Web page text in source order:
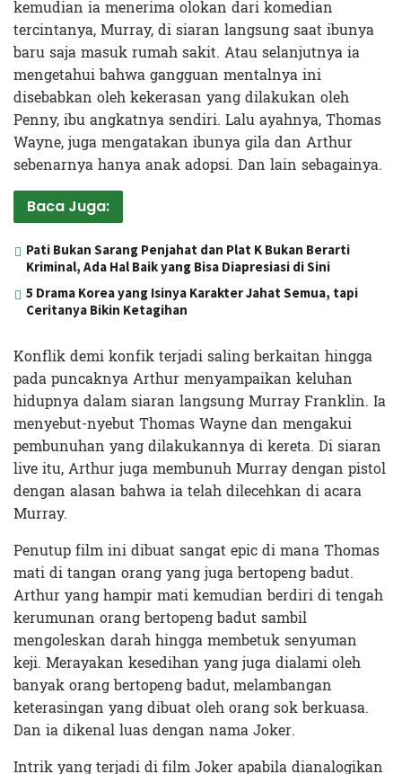
kemudian ia menerima olokan dari komedian
tercintanya, Murray, di siaran langsung saat ibunya
baru saja masuk rumah sakit. Atau selanjutnya ia
mengetahui bahwa gangguan mentalnya ini
disebabkan oleh kekerasan yang dilakukan oleh
Penny, ibu angkatnya sendiri. Lalu ayahnya, Thomas
Wayne, juga mengatakan ibunya gila dan Arthur
sebenarnya hanya anak adopsi. Dan lain sebagainya.
Baca Juga:
Pati Bukan Sarang Penjahat dan Plat K Bukan Berarti
Kriminal, Ada Hal Baik yang Bisa Diapresiasi di Sini
5 Drama Korea yang Isinya Karakter Jahat Semua, tapi
Ceritanya Bikin Ketagihan
Konflik demi konfik terjadi saling berkaitan hingga
pada puncaknya Arthur menyampaikan keluhan
hidupnya dalam siaran langsung Murray Franklin. Ia
menyebut-nyebut Thomas Wayne dan mengakui
pembunuhan yang dilakukannya di kereta. Di siaran
live itu, Arthur juga membunuh Murray dengan pistol
dengan alasan bahwa ia telah dilecehkan di acara
Murray.
Penutup film ini dibuat sangat epic di mana Thomas
mati di tangan orang yang juga bertopeng badut.
Arthur yang hampir mati kemudian berdiri di tengah
kerumunan orang bertopeng badut sambil
mengoleskan darah hingga membetuk senyuman
keji. Merayakan kesedihan yang juga dialami oleh
banyak orang bertopeng badut, melambangan
keterasingan yang dibuat oleh orang sok berkuasa.
Dan ia dikenal luas dengan nama Joker.
Intrik yang terjadi di film Joker apabila dianalogikan